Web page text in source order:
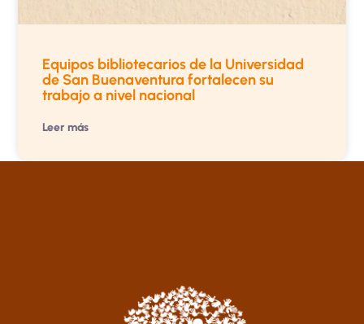
Equipos bibliotecarios de la Universidad
de San Buenaventura fortalecen su
trabajo a nivel nacional
Leer más